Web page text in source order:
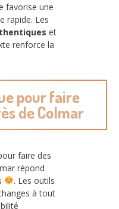
favorise une
rapide. Les
et
renforce la
pour faire
de Colmar
faire des
répond
. Les outils
à tout